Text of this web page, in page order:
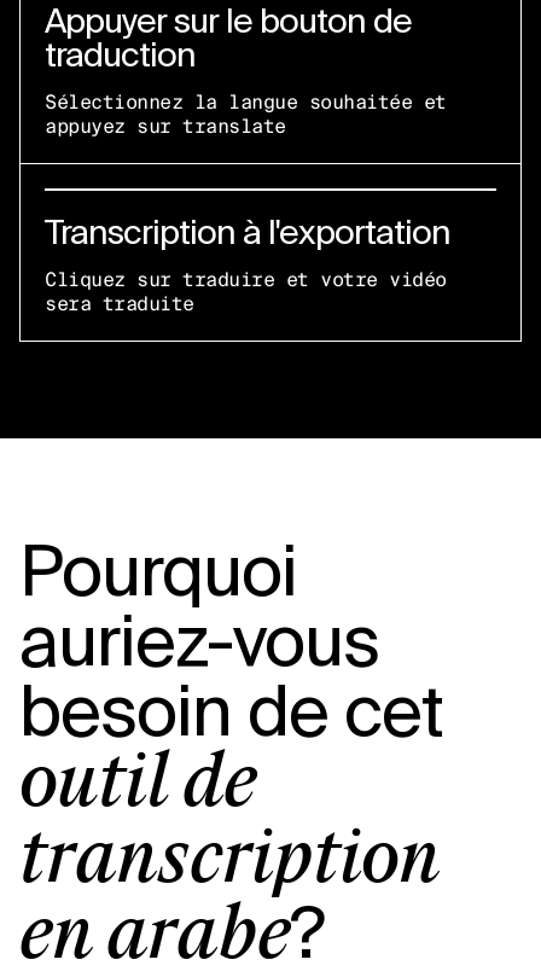
Appuyer sur le bouton de
traduction
Sélectionnez la langue souhaitée et
appuyez sur translate
Transcription à l'exportation
Cliquez sur traduire et votre vidéo
sera traduite
Pourquoi
auriez-vous
besoin de cet
outil de
transcription
en arabe?